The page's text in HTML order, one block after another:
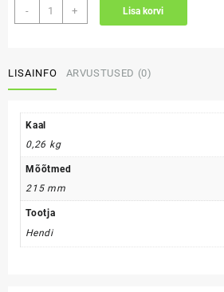
-
Steiginuga
6tk
+ Lisa korvi
LISAINFO ARVUSTUSED (0)
Kaal
0,26 kg
Mõõtmed
215 mm
Tootja
Hendi